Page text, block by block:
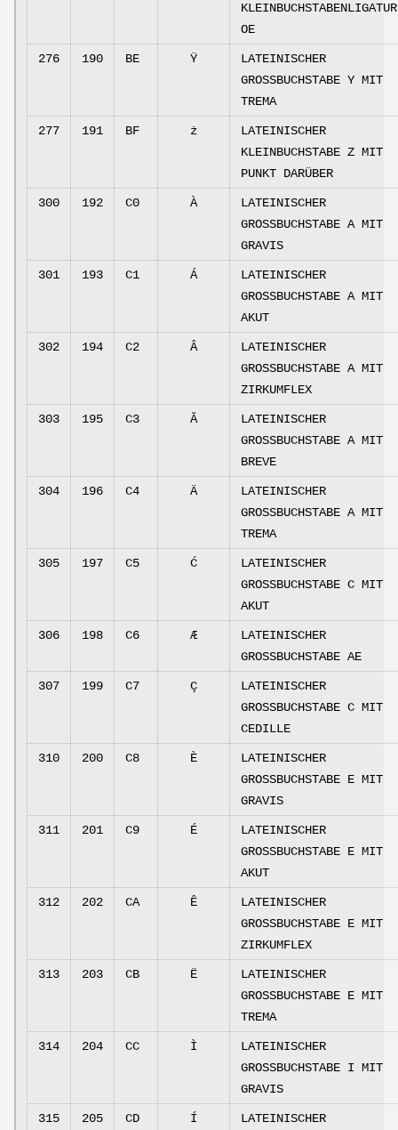
KLEINBUCHSTABENLIGATUR
OE
276 190 BE Ÿ
LATEINISCHER
GROSSBUCHSTABE Y MIT
TREMA
277 191 BF ż
LATEINISCHER
KLEINBUCHSTABE Z MIT
PUNKT DARÜBER
300 192 C0 À
LATEINISCHER
GROSSBUCHSTABE A MIT
GRAVIS
301 193 C1 Á
LATEINISCHER
GROSSBUCHSTABE A MIT
AKUT
302 194 C2 Â
LATEINISCHER
GROSSBUCHSTABE A MIT
ZIRKUMFLEX
303 195 C3 Ă
LATEINISCHER
GROSSBUCHSTABE A MIT
BREVE
304 196 C4 Ä
LATEINISCHER
GROSSBUCHSTABE A MIT
TREMA
305 197 C5 Ć
LATEINISCHER
GROSSBUCHSTABE C MIT
AKUT
306 198 C6 Æ
LATEINISCHER
GROSSBUCHSTABE AE
307 199 C7 Ç
LATEINISCHER
GROSSBUCHSTABE C MIT
CEDILLE
310 200 C8 È
LATEINISCHER
GROSSBUCHSTABE E MIT
GRAVIS
311 201 C9 É
LATEINISCHER
GROSSBUCHSTABE E MIT
AKUT
312 202 CA Ê
LATEINISCHER
GROSSBUCHSTABE E MIT
ZIRKUMFLEX
313 203 CB Ë
LATEINISCHER
GROSSBUCHSTABE E MIT
TREMA
314 204 CC Ì
LATEINISCHER
GROSSBUCHSTABE I MIT
GRAVIS
315 205 CD Í
LATEINISCHER